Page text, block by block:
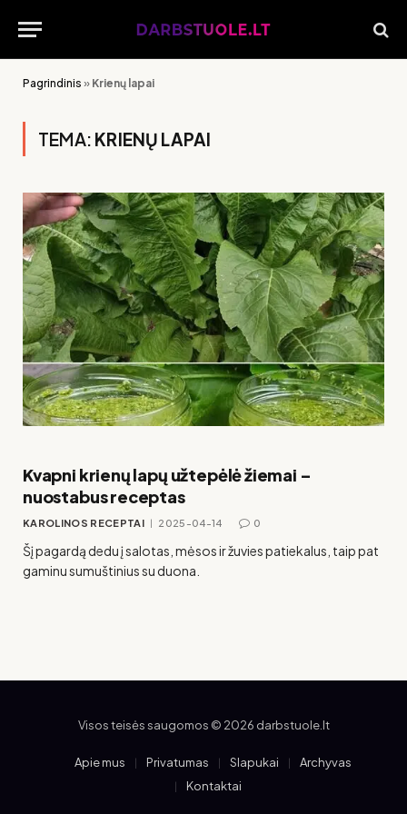
Pagrindinis » Krienų lapai
TEMA: KRIENŲ LAPAI
Kvapni krienų lapų užtepėlė žiemai –
nuostabus receptas
KAROLINOS RECEPTAI 2025-04-14 0
Šį pagardą dedu į salotas, mėsos ir žuvies patiekalus, taip pat
gaminu sumuštinius su duona.
Visos teisės saugomos © 2026 darbstuole.lt
Apie mus Privatumas Slapukai
Archyvas
Kontaktai